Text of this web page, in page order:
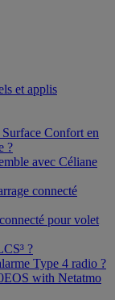
et applis
Confort en
?
avec Céliane
connecté
pour volet
?
Type 4 radio ?
with Netatmo